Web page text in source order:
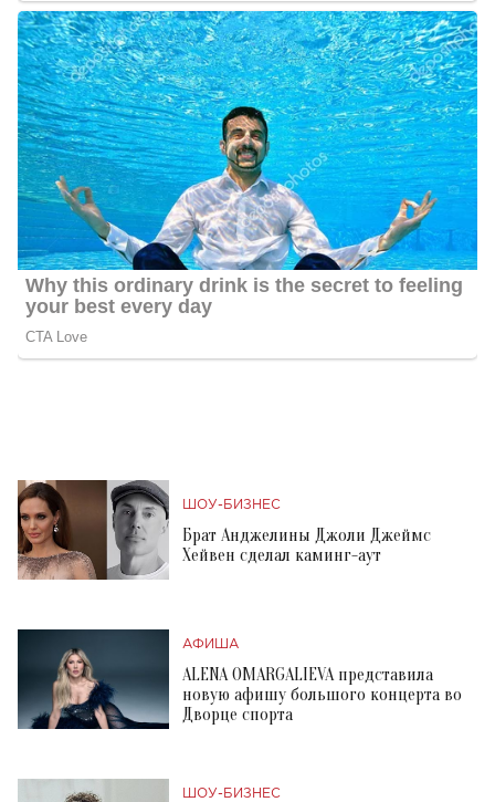
ШОУ-БИЗНЕС
Брат Анджелины Джоли Джеймс
Хейвен сделал каминг-аут
АФИША
ALENA OMARGALIEVA представила
новую афишу большого концерта во
Дворце спорта
ШОУ-БИЗНЕС